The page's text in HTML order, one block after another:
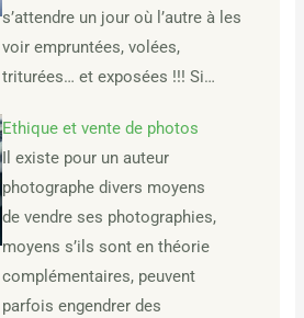
s’attendre un jour où l’autre à les
voir empruntées, volées,
triturées… et exposées !!! Si…
Ethique et vente de photos
Il existe pour un auteur
photographe divers moyens
de vendre ses photographies,
moyens s’ils sont en théorie
complémentaires, peuvent
parfois engendrer des